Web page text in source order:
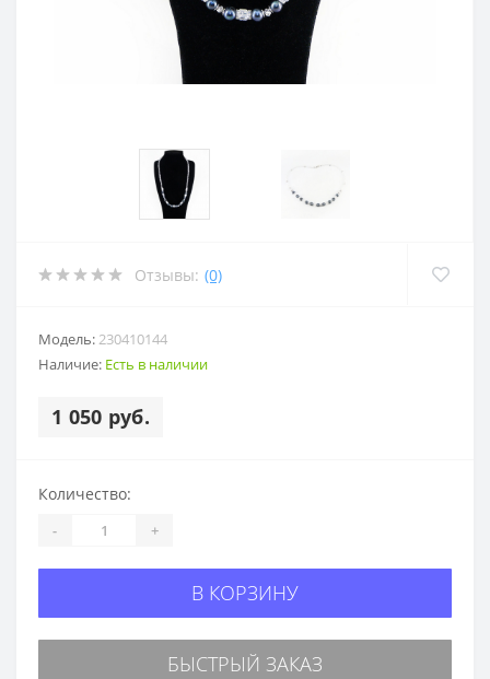
Отзывы: (0)
Модель:230410144
Наличие: Есть в наличии
1 050 руб.
Количество:
- +
В КОРЗИНУ
БЫСТРЫЙ ЗАКАЗ